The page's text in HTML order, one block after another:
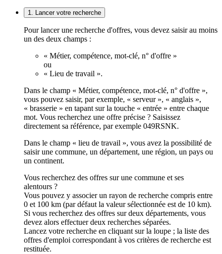
1. Lancer votre recherche
Pour lancer une recherche d'offres, vous devez saisir au moins
un des deux champs :
« Métier, compétence, mot-clé, n° d'offre »
ou
« Lieu de travail ».
Dans le champ « Métier, compétence, mot-clé, n° d'offre »,
vous pouvez saisir, par exemple, « serveur », « anglais »,
« brasserie » en tapant sur la touche « entrée » entre chaque
mot. Vous recherchez une offre précise ? Saisissez
directement sa référence, par exemple 049RSNK.
Dans le champ « lieu de travail », vous avez la possibilité de
saisir une commune, un département, une région, un pays ou
un continent.
Vous recherchez des offres sur une commune et ses
alentours ?
Vous pouvez y associer un rayon de recherche compris entre
0 et 100 km (par défaut la valeur sélectionnée est de 10 km).
Si vous recherchez des offres sur deux départements, vous
devez alors effectuer deux recherches séparées.
Lancez votre recherche en cliquant sur la loupe ; la liste des
offres d'emploi correspondant à vos critères de recherche est
restituée.